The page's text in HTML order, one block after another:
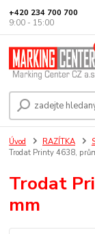
+420 234 700 700
9:00 - 15:00
Úvod RAZÍTKA
Trodat Printy 4638,
Trodat
mm